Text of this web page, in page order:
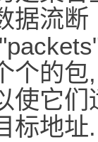
据流断
个的包,
使它
标地址.